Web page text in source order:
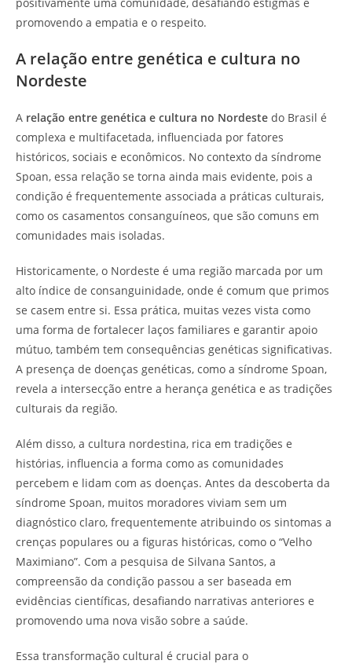
promovendo a empatia e o respeito.
A relação entre genética e cultura no
Nordeste
A relação entre genética e cultura no Nordeste do Brasil é
complexa e multifacetada, influenciada por fatores
históricos, sociais e econômicos. No contexto da síndrome
Spoan, essa relação se torna ainda mais evidente, pois a
condição é frequentemente associada a práticas culturais,
como os casamentos consanguíneos, que são comuns em
comunidades mais isoladas.
Historicamente, o Nordeste é uma região marcada por um
alto índice de consanguinidade, onde é comum que primos
se casem entre si. Essa prática, muitas vezes vista como
uma forma de fortalecer laços familiares e garantir apoio
mútuo, também tem consequências genéticas significativas.
A presença de doenças genéticas, como a síndrome Spoan,
revela a intersecção entre a herança genética e as tradições
culturais da região.
Além disso, a cultura nordestina, rica em tradições e
histórias, influencia a forma como as comunidades
percebem e lidam com as doenças. Antes da descoberta da
síndrome Spoan, muitos moradores viviam sem um
diagnóstico claro, frequentemente atribuindo os sintomas a
crenças populares ou a figuras históricas, como o “Velho
Maximiano”. Com a pesquisa de Silvana Santos, a
compreensão da condição passou a ser baseada em
evidências científicas, desafiando narrativas anteriores e
promovendo uma nova visão sobre a saúde.
Essa transformação cultural é crucial para o